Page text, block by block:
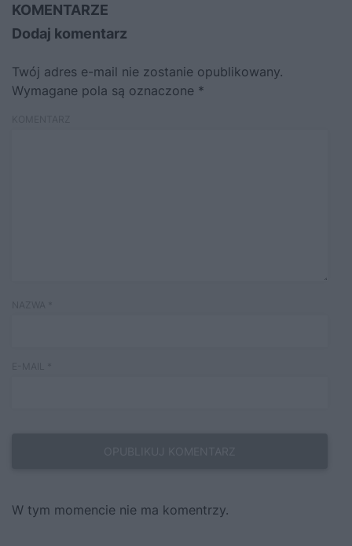
KOMENTARZE
Dodaj komentarz
Twój adres e-mail nie zostanie opublikowany.
Wymagane pola są oznaczone *
W tym momencie nie ma komentrzy.